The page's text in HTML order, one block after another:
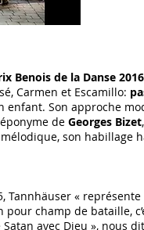
Benois de la Danse 2016
Carmen et Escamillo:
enfant. Son approche
de Georges Bizet
son habillage
Tannhäuser «
champ de bataille,
Satan avec Dieu », nous